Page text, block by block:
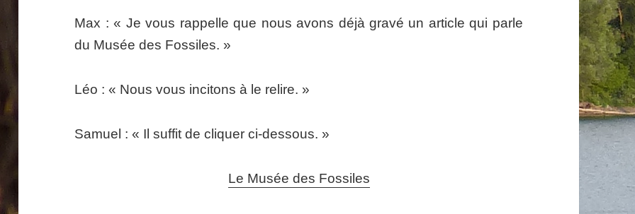
Max : « Je vous rappelle que nous avons déjà gravé un article qui parle
du Musée des Fossiles. »
Léo : « Nous vous incitons à le relire. »
Samuel : « Il suffit de cliquer ci-dessous. »
Le Musée des Fossiles